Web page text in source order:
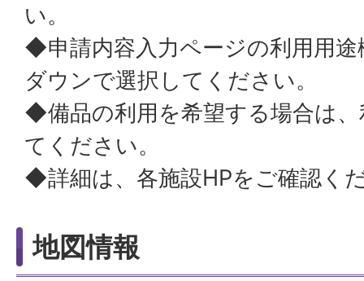
い。
◆申請内容入力ページの利用用
ダウンで選択してください。
◆備品の利用を希望する場合は
てください。
◆詳細は、各施設HPをご確認く
地図情報